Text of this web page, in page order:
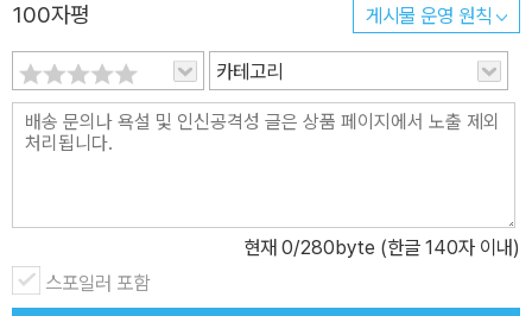
100자평 게시물 운영 원칙
카테고리
현재 0/280byte (한글 140자 이내)
스포일러 포함